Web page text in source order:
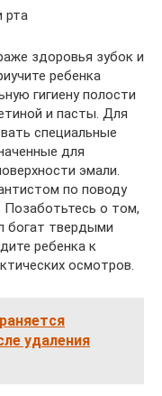
рта
здоровья зубок и
ребенка
гигиену полости
и пасты. Для
специальные
для
эмали.
по поводу
о том,
богат твердыми
ребенка к
осмотров.
удаления